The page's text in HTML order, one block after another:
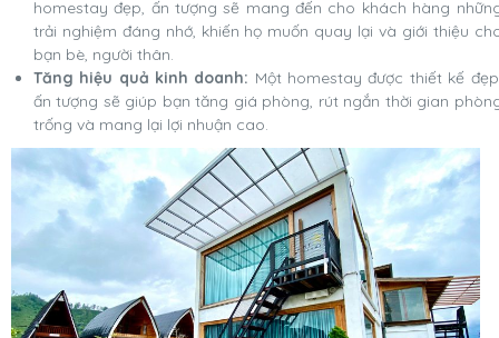
homestay đẹp, ấn tượng sẽ mang đến cho khách hàng
trải nghiệm đáng nhớ, khiến họ muốn quay lại và giới thiệu
bạn bè, người thân.
Tăng hiệu quả kinh doanh: Một homestay được thiết kế
ấn tượng sẽ giúp bạn tăng giá phòng, rút ngắn thời gian
trống và mang lại lợi nhuận cao.